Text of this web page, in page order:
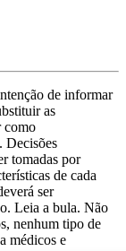
de informar
as
como
Decisões
tomadas por
de cada
ser
Leia a bula. Não
nenhum tipo de
médicos e